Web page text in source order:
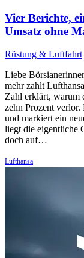
Vier Berichte,
Umsatz ohne
Rüstung & Luftfahrt
Liebe
mehr zahlt
Zahl erklärt, warum
zehn Prozent
und markiert ein
liegt die eigentliche
doch auf…
Lufthansa